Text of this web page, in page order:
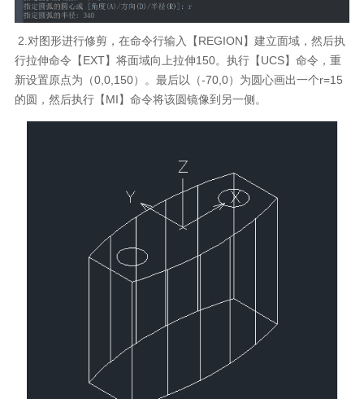
2.对图形进行修剪，在命令行输入【REGION】建立面域，然后执
行拉伸命令【EXT】将面域向上拉伸150。执行【UCS】命令，重
新设置原点为（0,0,150）。最后以（-70,0）为圆心画出一个r=15
的圆，然后执行【MI】命令将该圆镜像到另一侧。